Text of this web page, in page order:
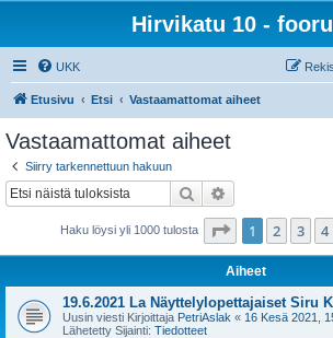
Hirvikatu 10 -
UKK
Etusivu Etsi Vastaamattomat aiheet
Vastaamattomat aiheet
Siirry tarkennettuun hakuun
Etsi
Haku löysi yli 1000 tulosta Sivu /20
1 2 3 4
Aiheet
19.6.2021 La Näyttelylopettajaiset Siru
Uusin viesti Kirjoittaja PetriAslak « 16 Kesä 2021,
Lähetetty Sijainti: Tiedotteet